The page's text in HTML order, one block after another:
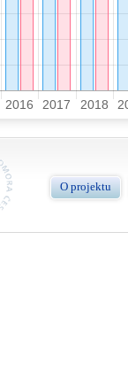
O projektu